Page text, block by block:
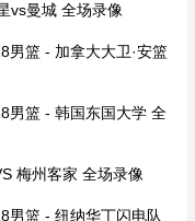
vs曼城 全场录像
男篮 - 加拿大大卫·安篮
男篮 - 韩国东国大学 全
梅州客家 全场录像
男篮 - 纽纳华丁闪电队